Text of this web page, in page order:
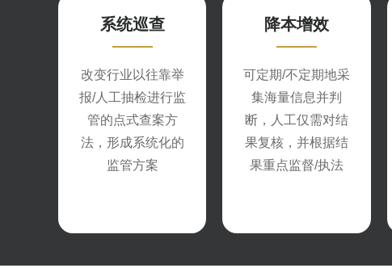
系统巡查
改变行业以往靠举
报/人工抽检进行监
管的点式查案方
法，形成系统化的
监管方案
降本增效
可定期/不定期地采
集海量信息并判
断，人工仅需对结
果复核，并根据结
果重点监督/执法